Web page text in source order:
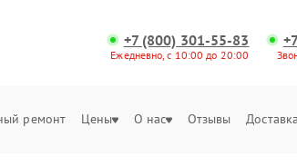
+7 (800) 301-55-83
Ежедневно, с 10:00 до 20:00
ремонт Цены О нас Отзывы Доставка